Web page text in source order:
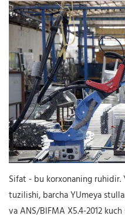
Sifat - bu korxonaning
tuzilishi, barcha YUmeya
va ANS/BIFMA X5.4-2012